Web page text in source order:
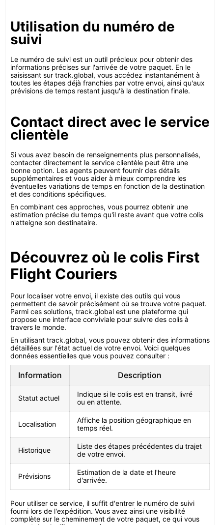
Utilisation du numéro de
suivi
Le numéro de suivi est un outil précieux pour obtenir des
informations précises sur l'arrivée de votre paquet. En le
saisissant sur track.global, vous accédez instantanément à
toutes les étapes déjà franchies par votre envoi, ainsi qu'aux
prévisions de temps restant jusqu'à la destination finale.
Contact direct avec le service
clientèle
Si vous avez besoin de renseignements plus personnalisés,
contacter directement le service clientèle peut être une
bonne option. Les agents peuvent fournir des détails
supplémentaires et vous aider à mieux comprendre les
éventuelles variations de temps en fonction de la destination
et des conditions spécifiques.
En combinant ces approches, vous pourrez obtenir une
estimation précise du temps qu'il reste avant que votre colis
n'atteigne son destinataire.
Découvrez où le colis First
Flight Couriers
Pour localiser votre envoi, il existe des outils qui vous
permettent de savoir précisément où se trouve votre paquet.
Parmi ces solutions, track.global est une plateforme qui
propose une interface conviviale pour suivre des colis à
travers le monde.
En utilisant track.global, vous pouvez obtenir des informations
détaillées sur l'état actuel de votre envoi. Voici quelques
données essentielles que vous pouvez consulter :
Information Description
Statut actuel
Indique si le colis est en transit, livré
ou en attente.
Localisation
Affiche la position géographique en
temps réel.
Historique
Liste des étapes précédentes du trajet
de votre envoi.
Prévisions
Estimation de la date et l'heure
d'arrivée.
Pour utiliser ce service, il suffit d'entrer le numéro de suivi
fourni lors de l'expédition. Vous avez ainsi une visibilité
complète sur le cheminement de votre paquet, ce qui vous